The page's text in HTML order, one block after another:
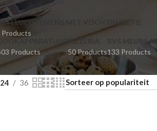
MET VOCHTINJECTIE
Products
KOOKAPPARATUUR
Products
PIZZERIA
50 Products
RVS MEUBILAIR
133 Products
24 36